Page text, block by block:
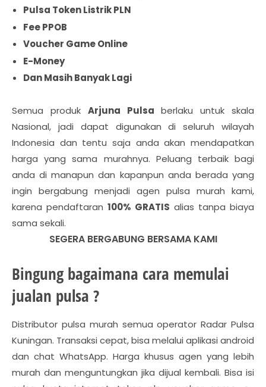
Pulsa Token Listrik PLN
Fee PPOB
Voucher Game Online
E-Money
Dan Masih Banyak Lagi
Semua produk Arjuna Pulsa berlaku untuk skala
Nasional, jadi dapat digunakan di seluruh wilayah
Indonesia dan tentu saja anda akan mendapatkan
harga yang sama murahnya. Peluang terbaik bagi
anda di manapun dan kapanpun anda berada yang
ingin bergabung menjadi agen pulsa murah kami,
karena pendaftaran 100% GRATIS alias tanpa biaya
sama sekali.
SEGERA BERGABUNG BERSAMA KAMI
Bingung bagaimana cara memulai
jualan pulsa ?
Distributor pulsa murah semua operator Radar Pulsa
Kuningan. Transaksi cepat, bisa melalui aplikasi android
dan chat WhatsApp. Harga khusus agen yang lebih
murah dan menguntungkan jika dijual kembali. Bisa isi